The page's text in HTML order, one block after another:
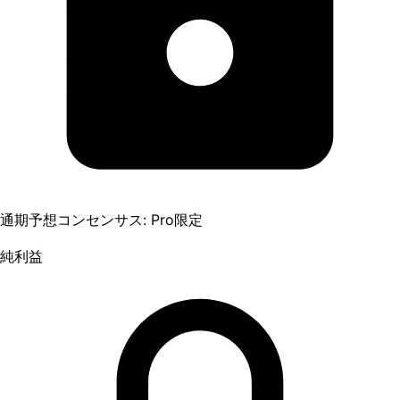
通期予想コンセンサス: Pro限定
純利益